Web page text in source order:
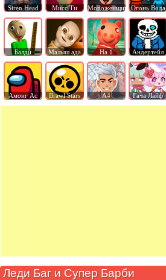
Siren Head Мисс Ти Мороженщик Огонь Вода
Балди Малыш ада На 1 Андертейл
Амонг Ас Brawl Stars А4 Гача Лайф
Леди Баг и Супер Барби